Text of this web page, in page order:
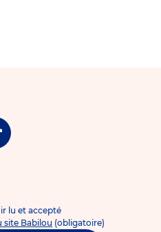
lu et accepté
site Babilou (obligatoire)